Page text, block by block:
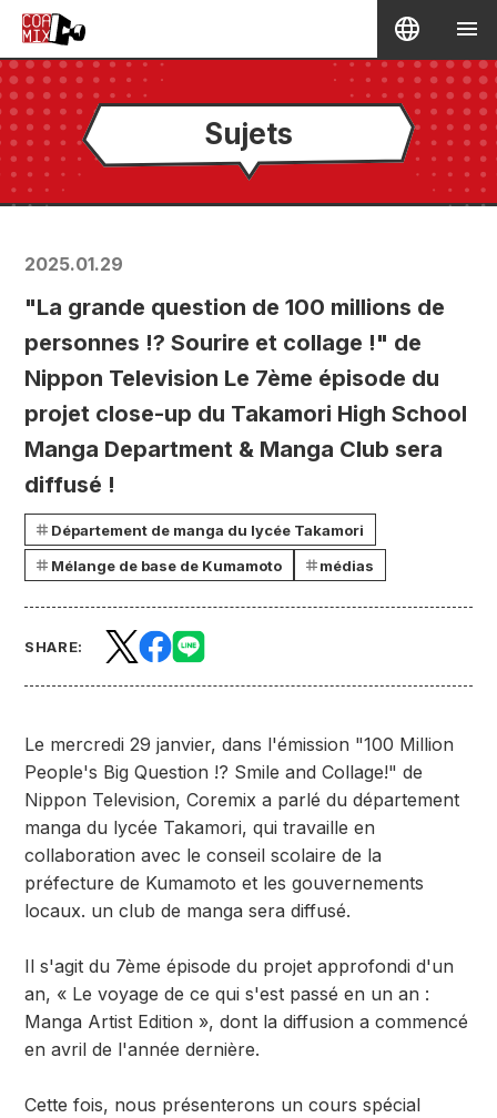
Sujets
2025.01.29
"La grande question de 100 millions de
personnes !? Sourire et collage !" de
Nippon Television Le 7ème épisode du
projet close-up du Takamori High School
Manga Department & Manga Club sera
diffusé !
Département de manga du lycée Takamori
Mélange de base de Kumamoto
médias
SHARE:
Le mercredi 29 janvier, dans l'émission "100 Million
People's Big Question !? Smile and Collage!" de
Nippon Television, Coremix a parlé du département
manga du lycée Takamori, qui travaille en
collaboration avec le conseil scolaire de la
préfecture de Kumamoto et les gouvernements
locaux. un club de manga sera diffusé.
Il s'agit du 7ème épisode du projet approfondi d'un
an, « Le voyage de ce qui s'est passé en un an :
Manga Artist Edition », dont la diffusion a commencé
en avril de l'année dernière.
Cette fois, nous présenterons un cours spécial